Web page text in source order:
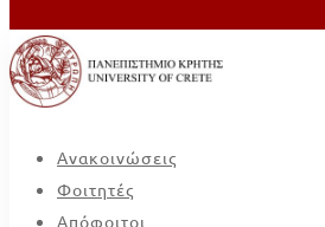
Ανακοινώσεις
Φοιτητές
Απόφοιτοι